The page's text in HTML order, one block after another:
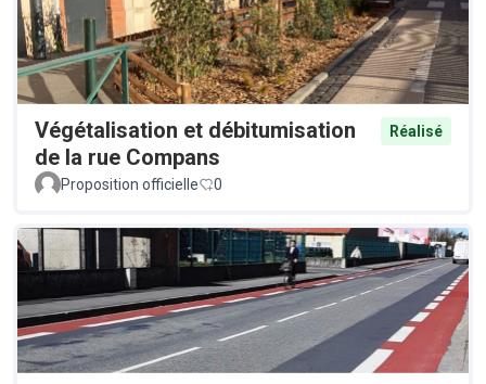
Végétalisation et débitumisation
de la rue Compans
Réalisé
Proposition officielle 0